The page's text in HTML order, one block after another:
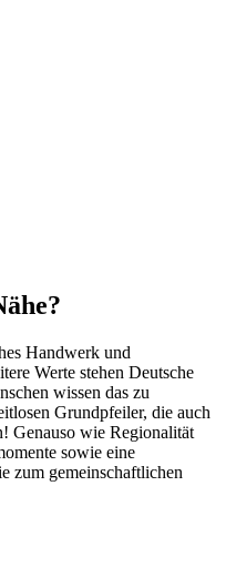
Handwerk und
Werte stehen Deutsche
wissen das zu
Grundpfeiler, die auch
Genauso wie Regionalität
sowie eine
zum gemeinschaftlichen